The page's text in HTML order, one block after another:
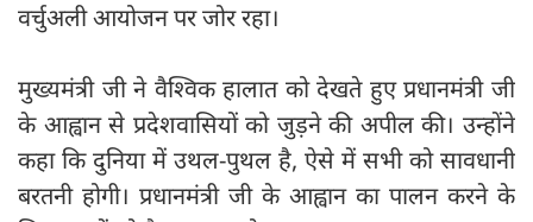
वर्चुअली आयोजन पर जोर रहा।
मुख्यमंत्री जी ने वैश्विक हालात को देखते हुए प्रधानमंत्री जी
के आह्वान से प्रदेशवासियों को जुड़ने की अपील की। उन्होंने
कहा कि दुनिया में उथल-पुथल है, ऐसे में सभी को सावधानी
बरतनी होगी। प्रधानमंत्री जी के आह्वान का पालन करने के